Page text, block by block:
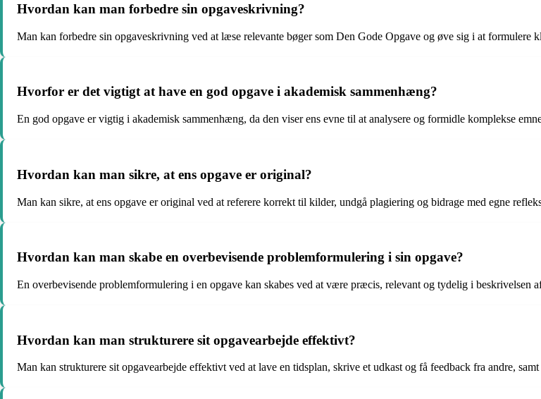
Hvordan kan man forbedre sin opgaveskrivning?
Man kan forbedre sin opgaveskrivning ved at læse relevante bøger som Den Gode Opgave og øve sig i at formulere
Hvorfor er det vigtigt at have en god opgave i akademisk sammenhæng?
En god opgave er vigtig i akademisk sammenhæng, da den viser ens evne til at analysere og formidle komplekse
Hvordan kan man sikre, at ens opgave er original?
Man kan sikre, at ens opgave er original ved at referere korrekt til kilder, undgå plagiering og bidrage med egne
Hvordan kan man skabe en overbevisende problemformulering i sin opgave?
En overbevisende problemformulering i en opgave kan skabes ved at være præcis, relevant og tydelig i beskrivelsen
Hvordan kan man strukturere sit opgavearbejde effektivt?
Man kan strukturere sit opgavearbejde effektivt ved at lave en tidsplan, skrive et udkast og få feedback fra andre,